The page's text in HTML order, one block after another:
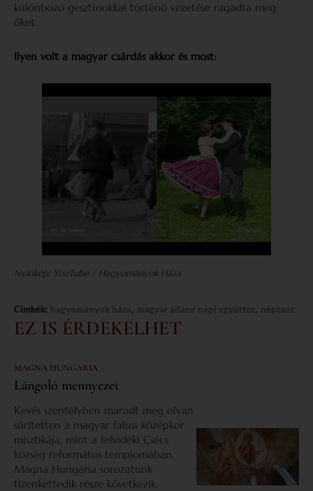
különböző gesztusokkal történő vezetése ragadta meg
őket.
Ilyen volt a magyar csárdás akkor és most:
Nyiókép: YouTube / Hagyományok Háza
Címkék: , ,
EZ IS ÉRDEKELHET
MAGNA HUNGARIA
Lángoló mennyezet
Kevés szentélyben maradt meg olyan
sűrítetten a magyar falusi középkor
misztikája, mint a felvidéki Csécs
község református templomában.
Magna Hungaria sorozatunk
tizenkettedik része következik.